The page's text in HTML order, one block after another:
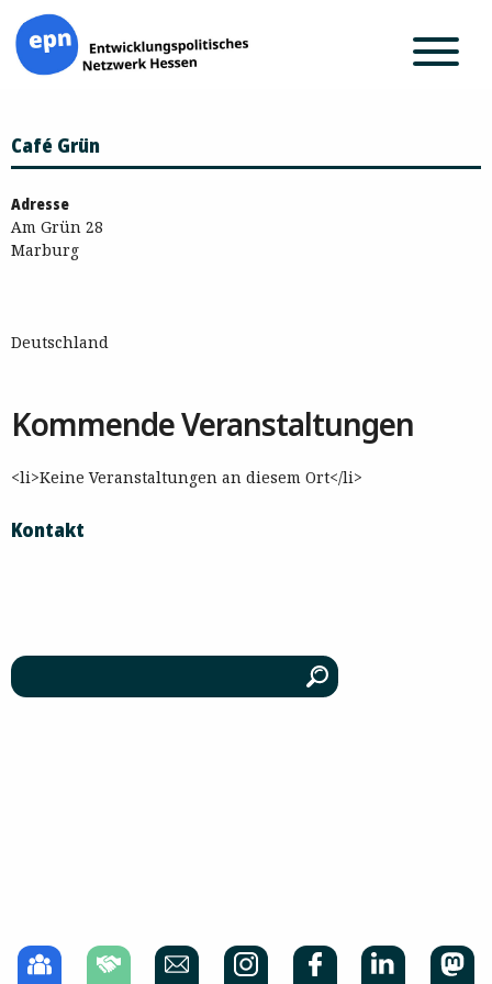
Inhalt
springen
Café Grün
Adresse
Am Grün 28
Marburg
Deutschland
Kommende Veranstaltungen
<li>Keine Veranstaltungen an diesem Ort</li>
Kontakt